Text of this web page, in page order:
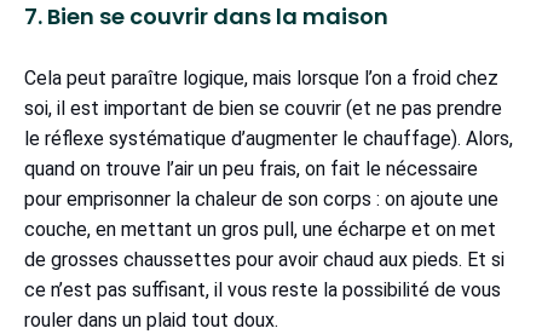
7. Bien se couvrir dans la maison
Cela peut paraître logique, mais lorsque l’on a froid chez
soi, il est important de bien se couvrir (et ne pas prendre
le réflexe systématique d’augmenter le chauffage). Alors,
quand on trouve l’air un peu frais, on fait le nécessaire
pour emprisonner la chaleur de son corps : on ajoute une
couche, en mettant un gros pull, une écharpe et on met
de grosses chaussettes pour avoir chaud aux pieds. Et si
ce n’est pas suffisant, il vous reste la possibilité de vous
rouler dans un plaid tout doux.